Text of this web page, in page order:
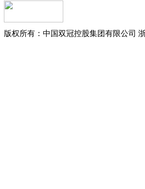
版权所有：中国双冠控股集团有限公司